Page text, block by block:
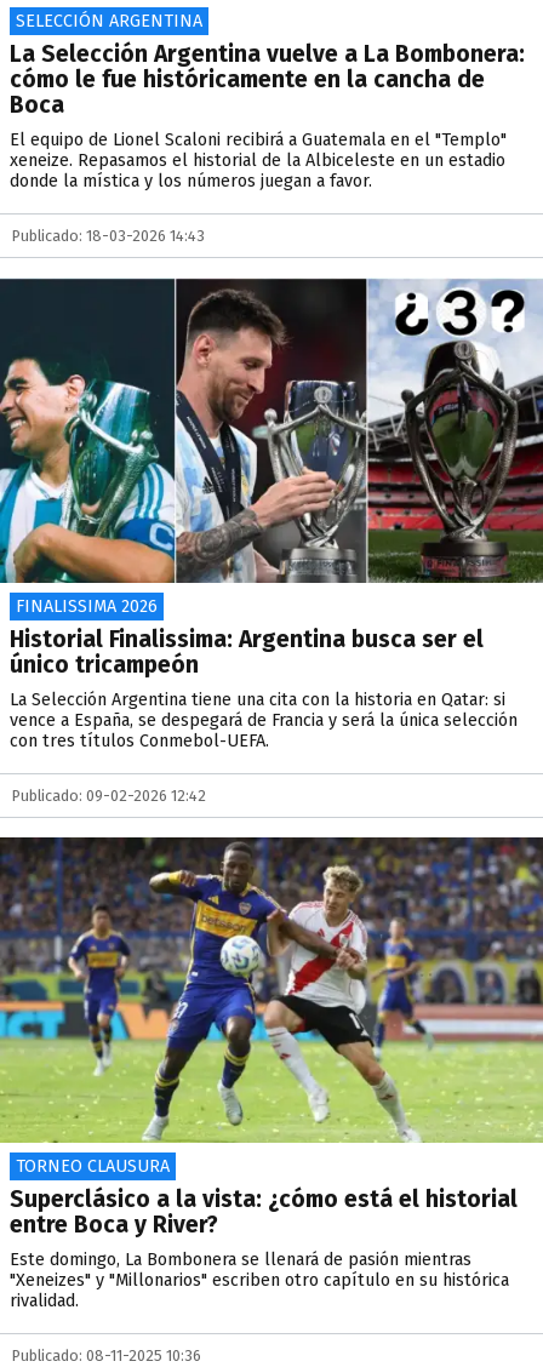
SELECCIÓN ARGENTINA
La Selección Argentina vuelve a La Bombonera:
cómo le fue históricamente en la cancha de
Boca
El equipo de Lionel Scaloni recibirá a Guatemala en el "Templo"
xeneize. Repasamos el historial de la Albiceleste en un estadio
donde la mística y los números juegan a favor.
Publicado: 18-03-2026 14:43
FINALISSIMA 2026
Historial Finalissima: Argentina busca ser el
único tricampeón
La Selección Argentina tiene una cita con la historia en Qatar: si
vence a España, se despegará de Francia y será la única selección
con tres títulos Conmebol-UEFA.
Publicado: 09-02-2026 12:42
TORNEO CLAUSURA
Superclásico a la vista: ¿cómo está el historial
entre Boca y River?
Este domingo, La Bombonera se llenará de pasión mientras
"Xeneizes" y "Millonarios" escriben otro capítulo en su histórica
rivalidad.
Publicado: 08-11-2025 10:36